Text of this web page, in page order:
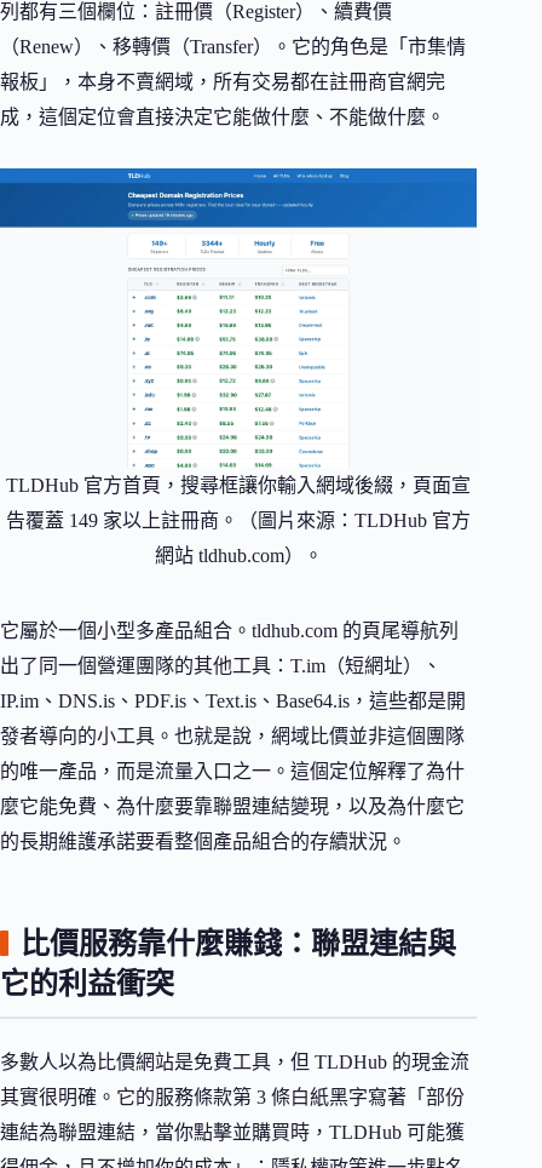
列都有三個欄位：註冊價（Register）、續費價
（Renew）、移轉價（Transfer）。它的角色是「市集情
報板」，本身不賣網域，所有交易都在註冊商官網完
成，這個定位會直接決定它能做什麼、不能做什麼。
TLDHub 官方首頁，搜尋框讓你輸入網域後綴，頁面宣
告覆蓋 149 家以上註冊商。（圖片來源：TLDHub 官方
網站 tldhub.com）。
它屬於一個小型多產品組合。tldhub.com 的頁尾導航列
出了同一個營運團隊的其他工具：T.im（短網址）、
IP.im、DNS.is、PDF.is、Text.is、Base64.is，這些都是開
發者導向的小工具。也就是說，網域比價並非這個團隊
的唯一產品，而是流量入口之一。這個定位解釋了為什
麼它能免費、為什麼要靠聯盟連結變現，以及為什麼它
的長期維護承諾要看整個產品組合的存續狀況。
比價服務靠什麼賺錢：聯盟連結與
它的利益衝突
多數人以為比價網站是免費工具，但 TLDHub 的現金流
其實很明確。它的服務條款第 3 條白紙黑字寫著「部份
連結為聯盟連結，當你點擊並購買時，TLDHub 可能獲